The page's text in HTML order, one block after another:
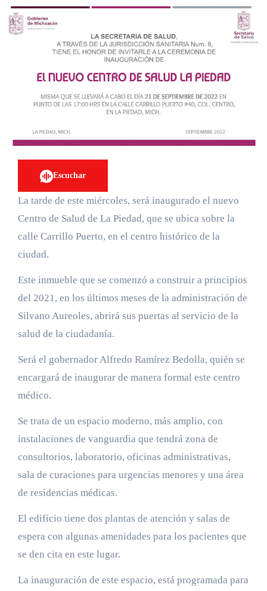
Escuchar
La tarde de este miércoles, será inaugurado el nuevo
Centro de Salud de La Piedad, que se ubica sobre la
calle Carrillo Puerto, en el centro histórico de la
ciudad.
Este inmueble que se comenzó a construir a principios
del 2021, en los últimos meses de la administración de
Silvano Aureoles, abrirá sus puertas al servicio de la
salud de la ciudadanía.
Será el gobernador Alfredo Ramírez Bedolla, quién se
encargará de inaugurar de manera formal este centro
médico.
Se trata de un espacio moderno, más amplio, con
instalaciones de vanguardia que tendrá zona de
consultorios, laboratorio, oficinas administrativas,
sala de curaciones para urgencias menores y una área
de residencias médicas.
El edificio tiene dos plantas de atención y salas de
espera con algunas amenidades para los pacientes que
se den cita en este lugar.
La inauguración de este espacio, está programada para